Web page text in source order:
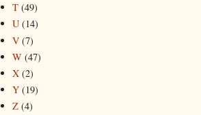
T (49)
U (14)
V (7)
W (47)
X (2)
Y (19)
Z (4)